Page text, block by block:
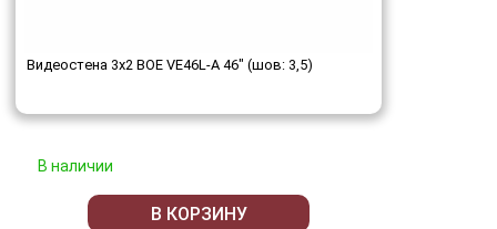
Видеостена 3x2 BOE VE46L-A 46" (шов: 3,5)
В наличии
В КОРЗИНУ